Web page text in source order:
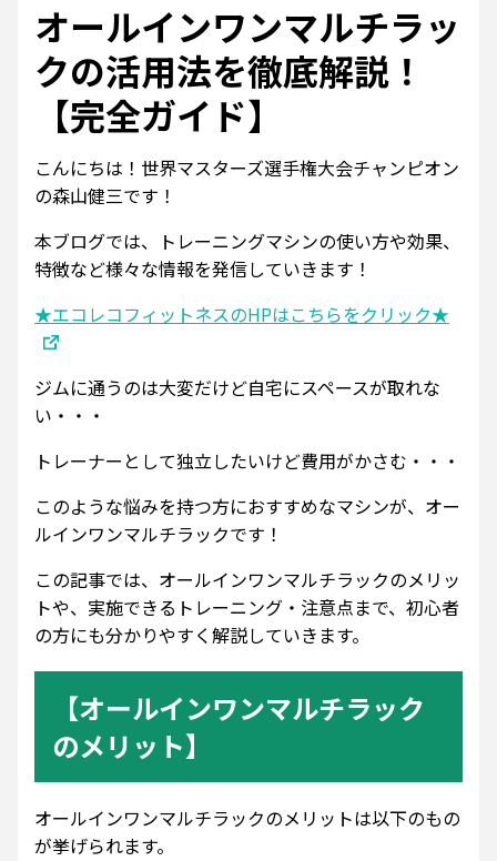
オールインワンマルチラッ
クの活用法を徹底解説！
【完全ガイド】
こんにちは！世界マスターズ選手権大会チャンピオン
の森山健三です！
本ブログでは、トレーニングマシンの使い方や効果、
特徴など様々な情報を発信していきます！
★エコレコフィットネスのHPはこちらをクリック★
ジムに通うのは大変だけど自宅にスペースが取れな
い・・・
トレーナーとして独立したいけど費用がかさむ・・・
このような悩みを持つ方におすすめなマシンが、オー
ルインワンマルチラックです！
この記事では、オールインワンマルチラックのメリッ
トや、実施できるトレーニング・注意点まで、初心者
の方にも分かりやすく解説していきます。
【オールインワンマルチラック
のメリット】
オールインワンマルチラックのメリットは以下のもの
が挙げられます。